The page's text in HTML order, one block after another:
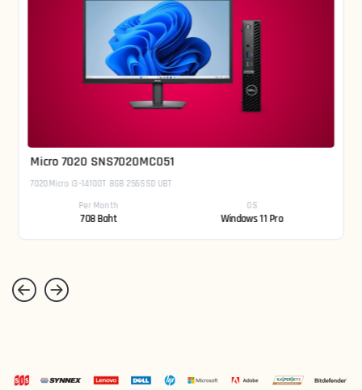
Micro 7020 SNS7020MC051
7020Micro i3-14100T 8GB 256SSD UBT
Per Month
708 Baht
OS
Windows 11 Pro